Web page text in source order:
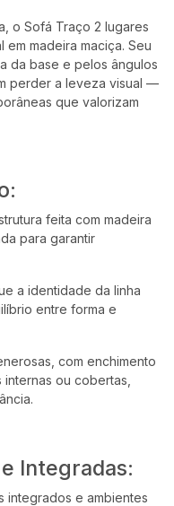
o Sofá Traço 2 lugares
madeira maciça. Seu
da base e pelos ângulos
perder a leveza visual —
que valorizam
feita com madeira
para garantir
a identidade da linha
entre forma e
com enchimento
ou cobertas,
Integradas:
integrados e ambientes